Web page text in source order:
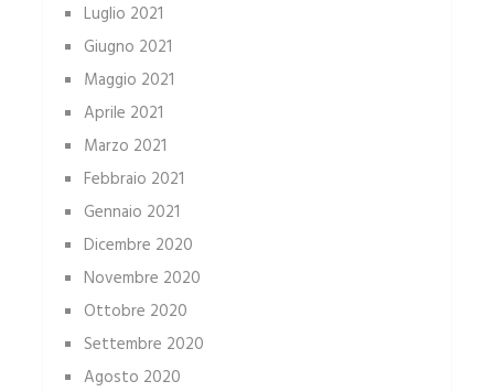
Luglio 2021
Giugno 2021
Maggio 2021
Aprile 2021
Marzo 2021
Febbraio 2021
Gennaio 2021
Dicembre 2020
Novembre 2020
Ottobre 2020
Settembre 2020
Agosto 2020